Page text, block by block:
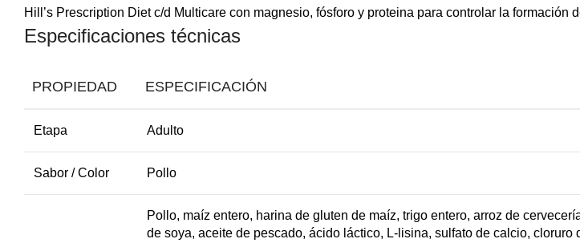
Hill’s Prescription Diet c/d Multicare con magnesio, fósforo y proteina para controlar la
Especificaciones técnicas
PROPIEDAD ESPECIFICACIÓN
Etapa Adulto
Sabor / Color Pollo
Pollo, maíz entero, harina de gluten de maíz, trigo entero, arroz de
de soya, aceite de pescado, ácido láctico, L-lisina, sulfato de calcio,